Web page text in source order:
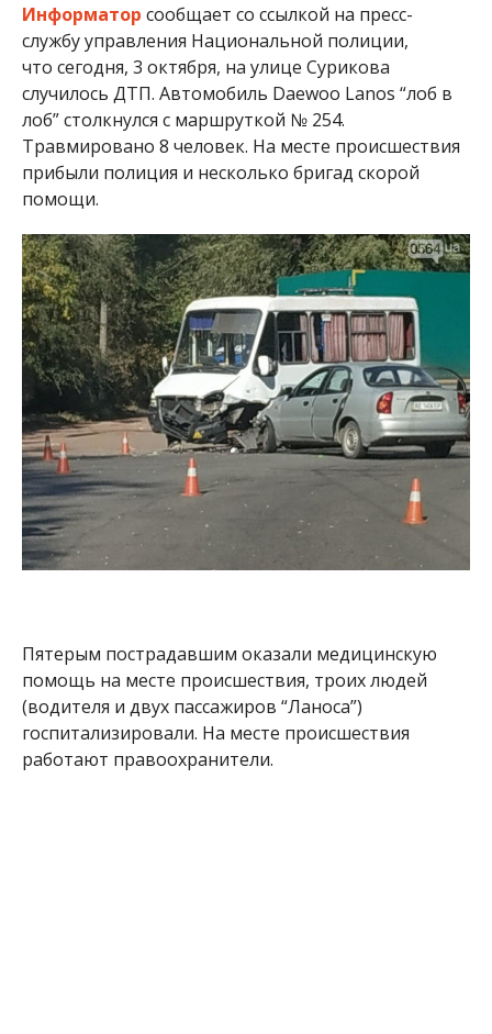
Информатор сообщает со ссылкой на пресс-
службу управления Национальной полиции,
что сегодня, 3 октября, на улице Сурикова
случилось ДТП. Автомобиль Daewoo Lanos “лоб в
лоб” столкнулся с маршруткой № 254.
Травмировано 8 человек. На месте происшествия
прибыли полиция и несколько бригад скорой
помощи.
Пятерым пострадавшим оказали медицинскую
помощь на месте происшествия, троих людей
(водителя и двух пассажиров “Ланоса”)
госпитализировали. На месте происшествия
работают правоохранители.